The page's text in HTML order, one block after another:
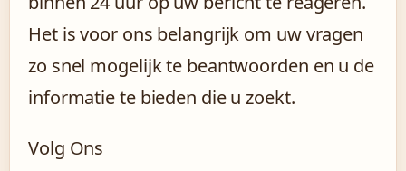
Het is voor ons belangrijk om uw vragen
zo snel mogelijk te beantwoorden en u de
informatie te bieden die u zoekt.
Volg Ons